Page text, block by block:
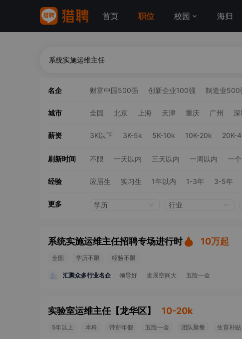
首页 职位 校园 海归
名企 财富中国500强 创新企业100强 制造业500
城市 全国 北京 上海 天津 重庆 广州 深
薪资 3K以下 3K-5k 5K-10k 10K-20k 20K-
刷新时间 不限 一天以内 三天以内 一周以内 一
经验 应届生 实习生 1年以内 1-3年 3-5年
更多 学历 行业
系统实施运维主任招聘专场进行时 10万起
全国 学历不限 经验不限
汇聚众多行业名企 领导好 发展空间大 五险一金
实验室运维主任 【龙华区】 10-20k
5年以上 本科 带薪年假 五险一金 团队聚餐 生育补贴